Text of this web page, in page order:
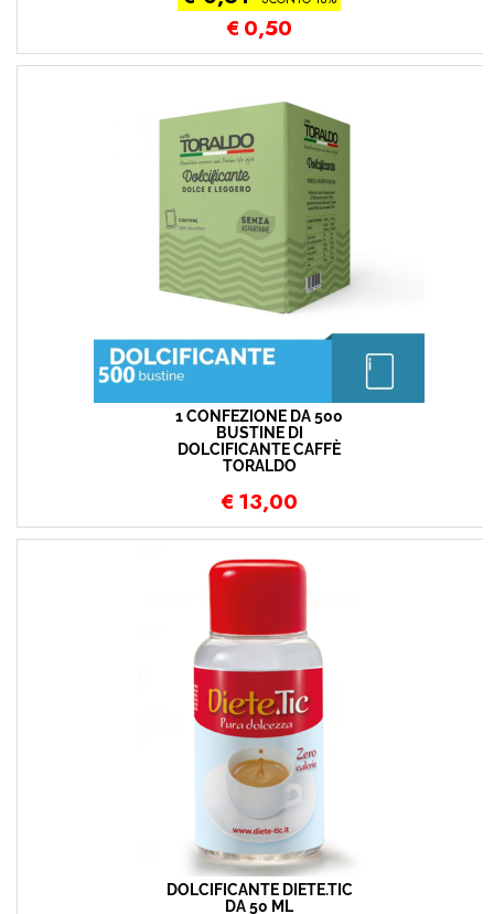
€ 0,50
1 CONFEZIONE DA 500
BUSTINE DI
DOLCIFICANTE CAFFÈ
TORALDO
€ 13,00
DOLCIFICANTE DIETE.TIC
DA 50 ML